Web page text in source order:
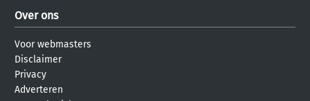
Over ons
Voor webmasters
Disclaimer
Privacy
Adverteren